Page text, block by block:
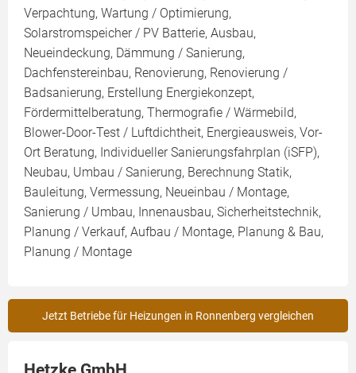
Verpachtung, Wartung / Optimierung,
Solarstromspeicher / PV Batterie, Ausbau,
Neueindeckung, Dämmung / Sanierung,
Dachfenstereinbau, Renovierung, Renovierung /
Badsanierung, Erstellung Energiekonzept,
Fördermittelberatung, Thermografie / Wärmebild,
Blower-Door-Test / Luftdichtheit, Energieausweis, Vor-
Ort Beratung, Individueller Sanierungsfahrplan (iSFP),
Neubau, Umbau / Sanierung, Berechnung Statik,
Bauleitung, Vermessung, Neueinbau / Montage,
Sanierung / Umbau, Innenausbau, Sicherheitstechnik,
Planung / Verkauf, Aufbau / Montage, Planung & Bau,
Planung / Montage
Jetzt Betriebe für Heizungen in Ronnenberg vergleichen